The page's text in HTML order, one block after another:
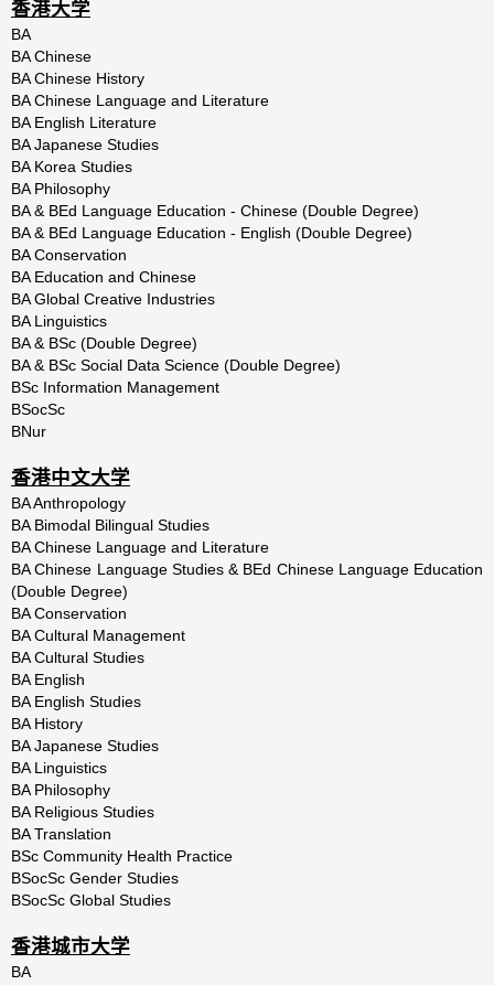
香港大学
BA
BA Chinese
BA Chinese History
BA Chinese Language and Literature
BA English Literature
BA Japanese Studies
BA Korea Studies
BA Philosophy
BA & BEd Language Education - Chinese (Double Degree)
BA & BEd Language Education - English (Double Degree)
BA Conservation
BA Education and Chinese
BA Global Creative Industries
BA Linguistics
BA & BSc (Double Degree)
BA & BSc Social Data Science (Double Degree)
BSc Information Management
BSocSc
BNur
香港中文大学
BA Anthropology
BA Bimodal Bilingual Studies
BA Chinese Language and Literature
BA Chinese Language Studies & BEd Chinese Language Education
(Double Degree)
BA Conservation
BA Cultural Management
BA Cultural Studies
BA English
BA English Studies
BA History
BA Japanese Studies
BA Linguistics
BA Philosophy
BA Religious Studies
BA Translation
BSc Community Health Practice
BSocSc Gender Studies
BSocSc Global Studies
香港城市大学
BA